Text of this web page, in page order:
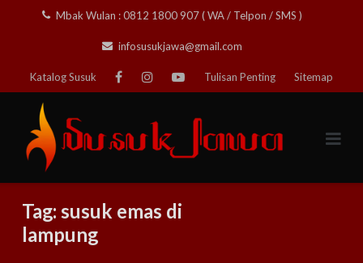
Mbak Wulan : 0812 1800 907 ( WA / Telpon / SMS )
infosusukjawa@gmail.com
Katalog Susuk Tulisan Penting Sitemap
Tag:susuk emas di
lampung